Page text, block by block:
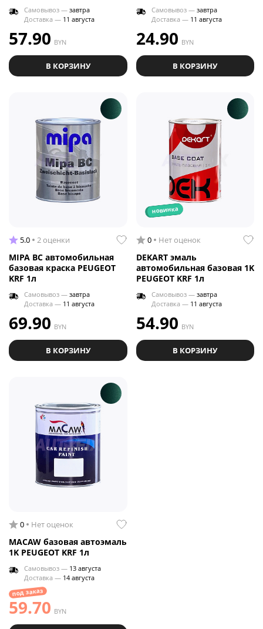
Самовывоз — завтра
Доставка — 11 августа
57.90 BYN
В КОРЗИНУ
Самовывоз — завтра
Доставка — 11 августа
24.90 BYN
В КОРЗИНУ
5.0 2 оценки
MIPA BC автомобильная
базовая краска PEUGEOT
KRF 1л
Самовывоз — завтра
Доставка — 11 августа
69.90 BYN
В КОРЗИНУ
новинка
0 Нет оценок
DEKART эмаль
автомобильная базовая 1K
PEUGEOT KRF 1л
Самовывоз — завтра
Доставка — 11 августа
54.90 BYN
В КОРЗИНУ
0 Нет оценок
MACAW базовая автоэмаль
1K PEUGEOT KRF 1л
Самовывоз — 13 августа
Доставка — 14 августа
под заказ
59.70 BYN